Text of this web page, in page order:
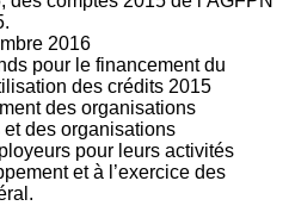
2016
pour le financement du
des crédits 2015
des organisations
des organisations
pour leurs activités
et à l’exercice des